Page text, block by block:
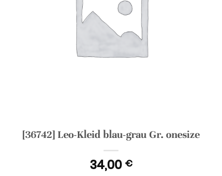
[36742] Leo-Kleid blau-grau Gr. onesize
34,00 €